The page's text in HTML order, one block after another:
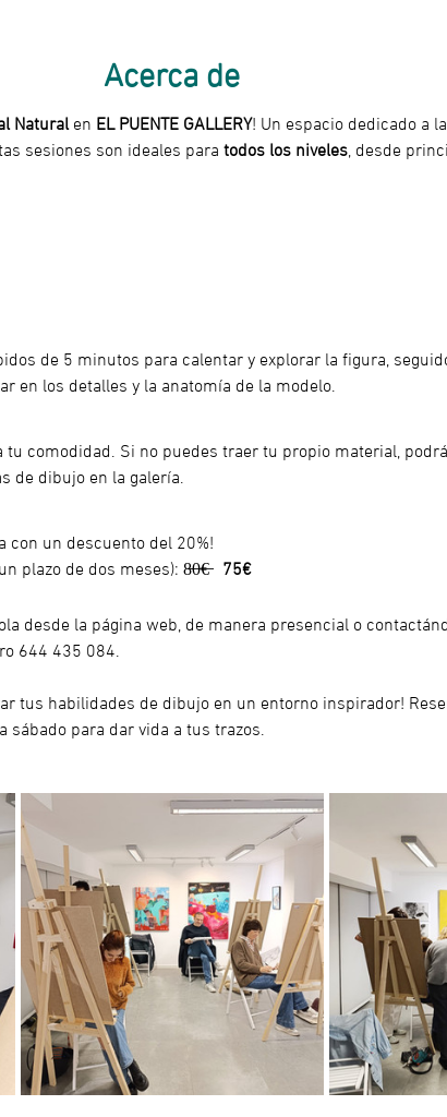
Acerca de
Natural en EL PUENTE GALLERY! Un espacio dedicado a
sesiones son ideales para todos los niveles, desde
de 5 minutos para calentar y explorar la figura,
en los detalles y la anatomía de la modelo.
comodidad. Si no puedes traer tu propio material,
de dibujo en la galería.
con un descuento del 20%!
plazo de dos meses): 8̶0̶€̶ 75€
desde la página web, de manera presencial o
644 435 084.
tus habilidades de dibujo en un entorno inspirador!
para dar vida a tus trazos.